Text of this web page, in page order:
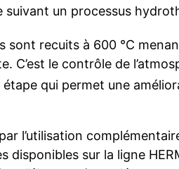
suivant un processus
sont recuits à 600 °C
C’est le contrôle de
étape qui permet une
l’utilisation
disponibles sur la ligne